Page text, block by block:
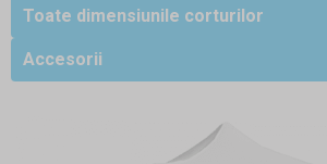
Toate dimensiunile corturilor
Accesorii